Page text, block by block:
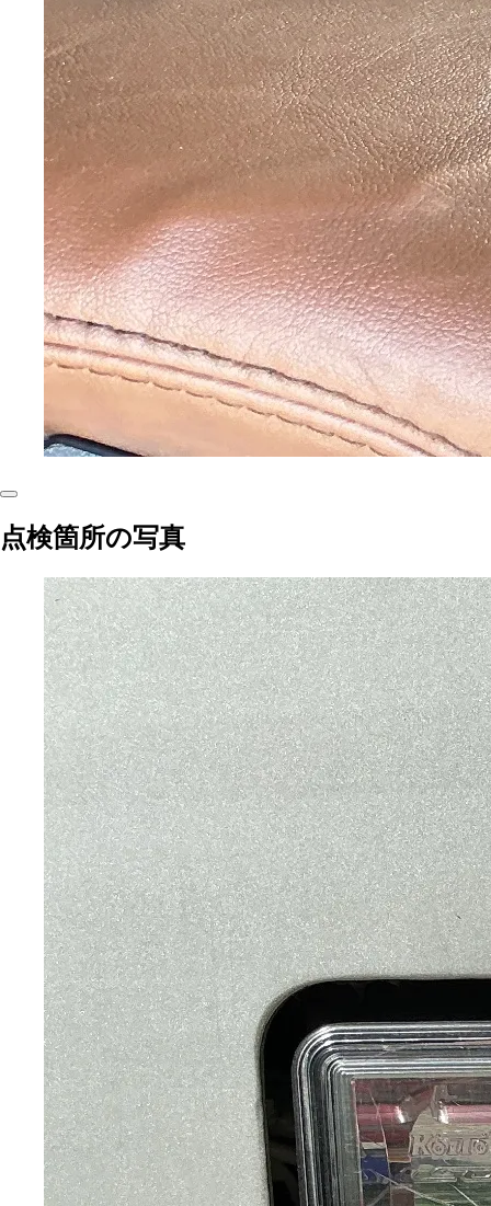
点検箇所の写真